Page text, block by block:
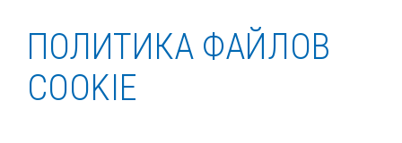
ПОЛИТИКА ФАЙЛОВ
COOKIE